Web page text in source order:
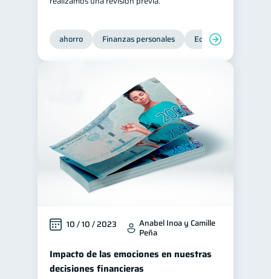
ahorro Finanzas personales Educación financiera
10 / 10 / 2023 Anabel Inoa y Camille
Peña
Impacto de las emociones en nuestras
decisiones financieras